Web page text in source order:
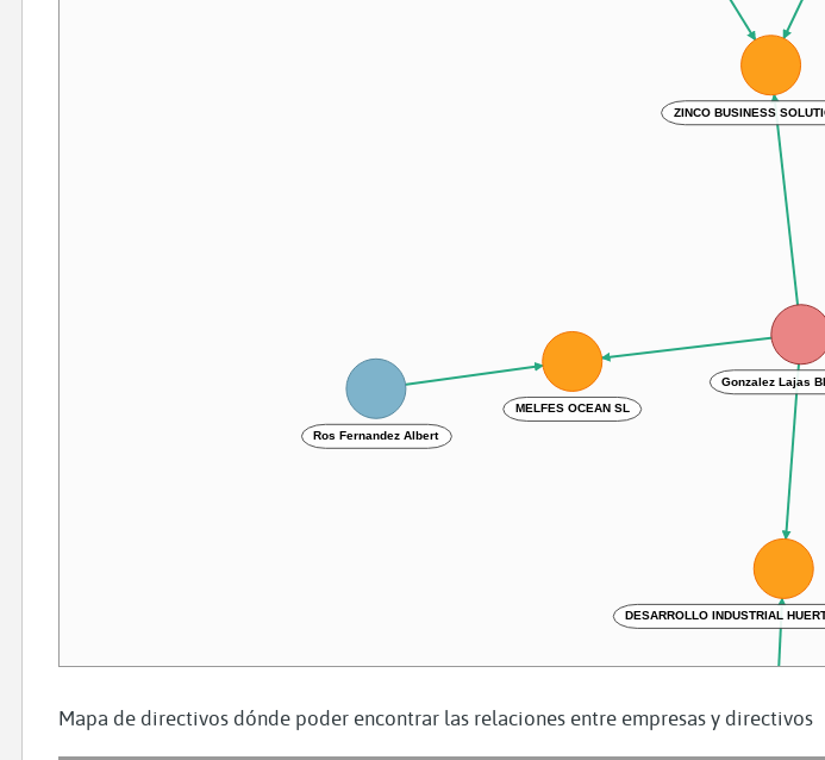
DESARROLLO INDUSTRIAL
Gonzalez Lajas
ZINCO BUSINESS
MELFES OCEAN SL
Ros Fernandez Albert
Mapa de directivos dónde poder encontrar las relaciones entre empresas y directivos